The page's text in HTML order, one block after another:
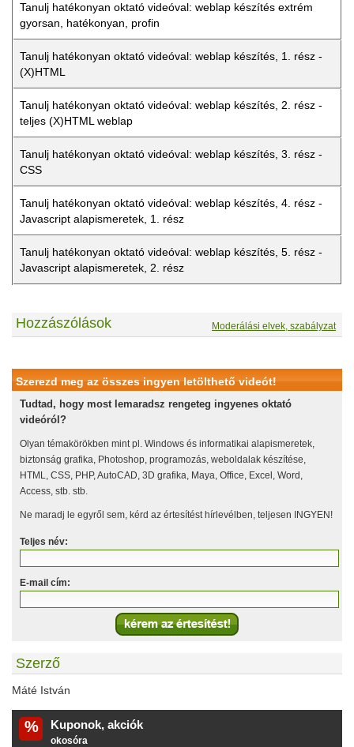
Tanulj hatékonyan oktató videóval: weblap készítés extrém
gyorsan, hatékonyan, profin
Tanulj hatékonyan oktató videóval: weblap készítés, 1. rész -
(X)HTML
Tanulj hatékonyan oktató videóval: weblap készítés, 2. rész -
teljes (X)HTML weblap
Tanulj hatékonyan oktató videóval: weblap készítés, 3. rész -
CSS
Tanulj hatékonyan oktató videóval: weblap készítés, 4. rész -
Javascript alapismeretek, 1. rész
Tanulj hatékonyan oktató videóval: weblap készítés, 5. rész -
Javascript alapismeretek, 2. rész
Hozzászólások Moderálási elvek, szabályzat
Szerezd meg az összes ingyen letölthető videót!
Tudtad, hogy most lemaradsz rengeteg ingyenes oktató
videóról?
Olyan témakörökben mint pl. Windows és informatikai alapismeretek,
biztonság grafika, Photoshop, programozás, weboldalak készítése,
HTML, CSS, PHP, AutoCAD, 3D grafika, Maya, Office, Excel, Word,
Access, stb. stb.
Ne maradj le egyről sem, kérd az értesítést hírlevélben, teljesen INGYEN!
Teljes név:
E-mail cím:
Szerző
Máté István
% Kuponok, akciók
fitnesz karkötő